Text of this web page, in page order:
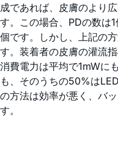
成であれば、皮膚のより
す。この場合、PDの数は
個です。しかし、上記の
す。装着者の皮膚の灌流
消費電力は平均で1mWに
も、そのうちの50%は
の方法は効率が悪く、バ
す。